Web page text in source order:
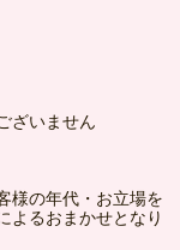
ざいません
様の年代・お立場を
よるおまかせとなり